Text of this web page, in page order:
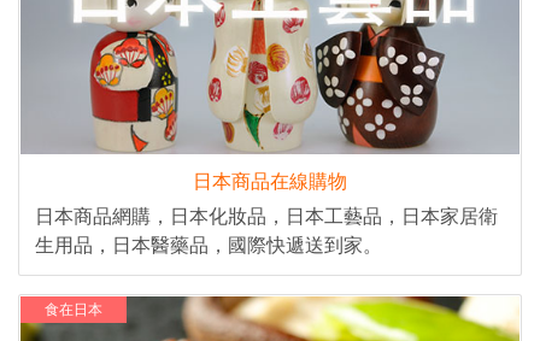
日本商品在線購物
日本商品網購，日本化妝品，日本工藝品，日本家居衛
生用品，日本醫藥品，國際快遞送到家。
食在日本